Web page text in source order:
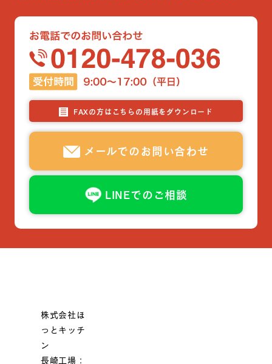
FAXの方はこちらの用紙をダウンロード
メールでのお問い合わせ
LINEでのご相談
株式会社ほ
っとキッチ
ン
長崎工場：